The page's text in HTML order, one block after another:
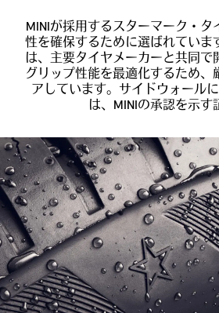
MINIが採用するスターマーク・タ
性を確保するために選ばれていま
は、主要タイヤメーカーと共同で
グリップ性能を最適化するため、
アしています。サイドウォール
は、MINIの承認を示す